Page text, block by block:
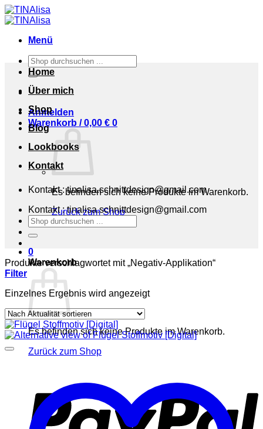
Zum
Inhalt
Menü
Suchen
nach:
Anmelden
Warenkorb /0,00 € 0
Es befinden sich keine Produkte im Warenkorb.
Zurück zum Shop
0
Warenkorb
Es befinden sich keine Produkte im Warenkorb.
Zurück zum Shop
Home
Über mich
Shop
Blog
Lookbooks
Kontakt
Kontakt : tinalisa.schnittdesign@gmail.com
Kontakt : tinalisa.schnittdesign@gmail.com
Suchen
nach:
Produkte verschlagwortet mit „Negativ-Applikation“
Filter
Einzelnes Ergebnis wird angezeigt